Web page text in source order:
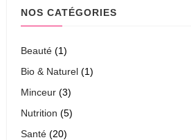
NOS CATÉGORIES
Beauté (1)
Bio & Naturel (1)
Minceur (3)
Nutrition (5)
Santé (20)